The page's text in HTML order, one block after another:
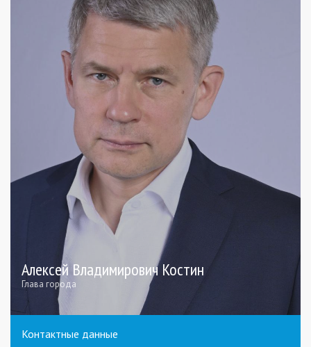
Алексей Владимирович Костин
Глава города
Контактные данные